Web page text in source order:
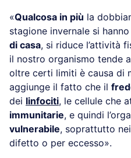
«Qualcosa in più la
stagione invernale si hanno
di casa, si riduce l’attività
il nostro organismo tende
oltre certi limiti è causa di
aggiunge il fatto che il
dei linfociti, le cellule che
immunitarie, e quindi
vulnerabile, soprattutto nei
difetto o per eccesso».